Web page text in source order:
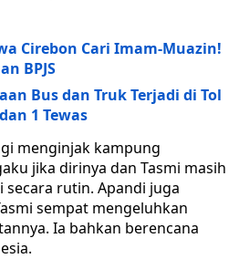
Cirebon Cari Imam-Muazin!
BPJS
Bus dan Truk Terjadi di Tol
1 Tewas
menginjak kampung
jika dirinya dan Tasmi masih
rutin. Apandi juga
sempat mengeluhkan
Ia bahkan berencana